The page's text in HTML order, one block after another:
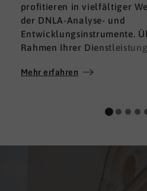
profitieren in vielfältiger
der DNLA-Analyse- und
Entwicklungsinstrumente.
Rahmen Ihrer
Soft Skills brauchen, finden
Mehr erfahren